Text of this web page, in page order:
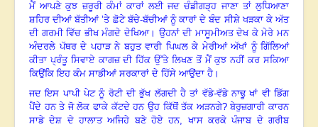
ਮੈਂ ਆਪਣੇ ਕੁਝ ਜ਼ਰੂਰੀ ਕੰਮਾਂ ਕਾਰਾਂ ਲਈ ਜਦ ਚੰਡੀਗੜ੍ਹ ਜਾਣਾ ਤਾਂ ਲੁਧਿਆਣਾ
ਸ਼ਹਿਰ ਦੀਆਂ ਬੱਤੀਆਂ ’ਤੇ ਛੋਟੇ ਬੱਚੇ-ਬੱਚੀਆਂ ਨੂੰ ਕਾਰਾਂ ਦੇ ਬੰਦ ਸੀਸ਼ੇ ਖੜਕਾ ਕੇ ਅੱਤ
ਦੀ ਗਰਮੀ ਵਿੱਚ ਭੀਖ ਮੰਗਦੇ ਦੇਖਿਆ। ਉਹਨਾਂ ਦੀ ਮਾਸੂਮੀਅਤ ਦੇਖ ਕੇ ਮੇਰੇ ਮਨ
ਅੰਦਰਲੇ ਪੱਥਰ ਦੇ ਪਹਾੜ ਨੇ ਬਹੁਤ ਵਾਰੀ ਪਿਘਲ ਕੇ ਮੇਰੀਆਂ ਅੱਖਾਂ ਨੂੰ ਗਿੱਲਿਆਂ
ਕੀਤਾ ਪ੍ਰੰਤੂ ਸਿਵਾਏ ਕਾਗਜ਼ ਦੀ ਹਿੱਕ ਉੱਤੇ ਲਿਖਣ ਤੋਂ ਮੈਂ ਕੁਝ ਨਹੀਂ ਕਰ ਸਕਿਆ
ਕਿਉਂਕਿ ਇਹ ਕੰਮ ਸਾਡੀਆਂ ਸਰਕਾਰਾਂ ਦੇ ਹਿੱਸੇ ਆਉਂਦਾ ਹੈ ।
ਜਦ ਇਸ ਪਾਪੀ ਪੇਟ ਨੂੰ ਰੋਟੀ ਦੀ ਭੁੱਖ ਲੱਗਦੀ ਹੈ ਤਾਂ ਵੱਡੇ-ਵੱਡੇ ਨਾਢੂ ਖਾਂ ਵੀ ਡਿੱਗ
ਪੈਂਦੇ ਹਨ ਤੇ ਜੋ ਲੋਕ ਫਾਕੇ ਕੱਟਦੇ ਹਨ ਉਹ ਕਿੱਥੋਂ ਤੱਕ ਅੜਨਗੇ? ਬੇਰੁਜ਼ਗਾਰੀ ਕਾਰਨ
ਸਾਡੇ ਦੇਸ਼ ਦੇ ਹਾਲਾਤ ਅਜਿਹੇ ਬਣੇ ਹੋਏ ਹਨ, ਖਾਸ ਕਰਕੇ ਪੰਜਾਬ ਦੇ ਗਰੀਬ